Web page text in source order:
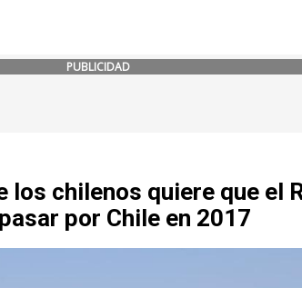
PUBLICIDAD
los chilenos quiere que el
por Chile en 2017